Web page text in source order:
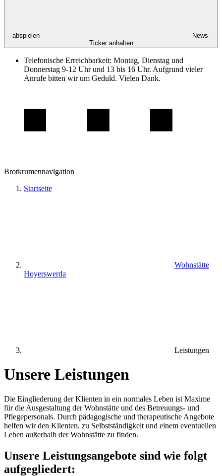
abspielen
News-
Ticker anhalten
Telefonische Erreichbarkeit: Montag, Dienstag und
Donnerstag 9-12 Uhr und 13 bis 16 Uhr. Aufgrund vieler
Anrufe bitten wir um Geduld. Vielen Dank.
Brotkrumennavigation
Startseite
Wohnstätte
Hoyerswerda
Leistungen
Unsere Leistungen
Die Eingliederung der Klienten in ein normales Leben ist Maxime
für die Ausgestaltung der Wohnstätte und des Betreuungs- und
Pflegepersonals. Durch pädagogische und therapeutische Angebote
helfen wir den Klienten, zu Selbstständigkeit und einem eventuellen
Leben außerhalb der Wohnstätte zu finden.
Unsere Leistungsangebote sind wie folgt
aufgegliedert: